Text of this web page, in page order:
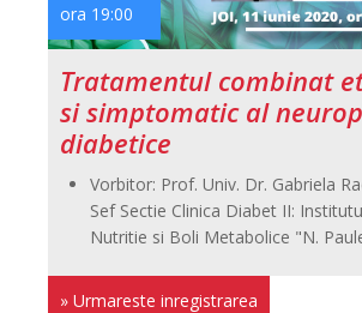
ora 19:00
Tratamentul combinat
si simptomatic al
diabetice
Vorbitor: Prof. Univ. Dr. Gabriela
Sef Sectie Clinica Diabet II:
Nutritie si Boli Metabolice "N.
» Urmareste inregistrarea